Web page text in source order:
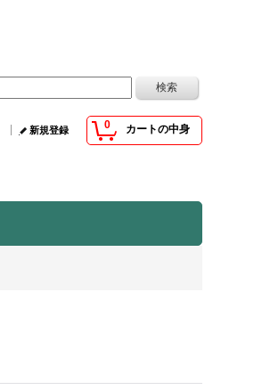
0 カートの中身
新規登録